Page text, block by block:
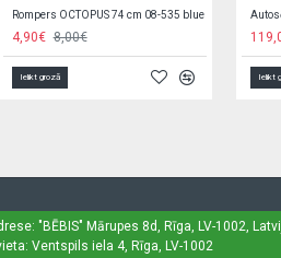
G/v komplekts 4 el.,loga aizkariņi,lampas KOLORINO-izpārdošana
19,00€ 82,00€
Ielikt grozā Ielikt
"BĒBIS" Mārupes 8d, Rīga, LV-1002,
Ventspils iela 4, Rīga, LV-1002